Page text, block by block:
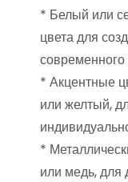
* Белый или
цвета для
* Акцентные
или желтый,
*
или медь, для